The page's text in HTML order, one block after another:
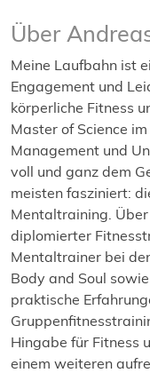
Über
Meine Laufbahn ist
Engagement und
körperliche Fitness
Master of Science
Management und
voll und ganz dem
meisten fasziniert:
Mentaltraining.
diplomierter
Mentaltrainer bei
Body and Soul
praktische
Hingabe für Fitness
einem weiteren